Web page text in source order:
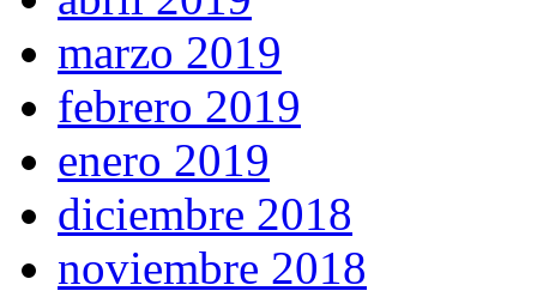
marzo 2019
febrero 2019
enero 2019
diciembre 2018
noviembre 2018